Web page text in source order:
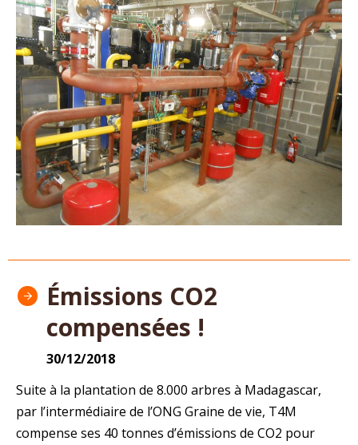
Émissions CO2
compensées !
30/12/2018
Suite à la plantation de 8.000 arbres à Madagascar,
par l’intermédiaire de l’ONG Graine de vie, T4M
compense ses 40 tonnes d’émissions de CO2 pour